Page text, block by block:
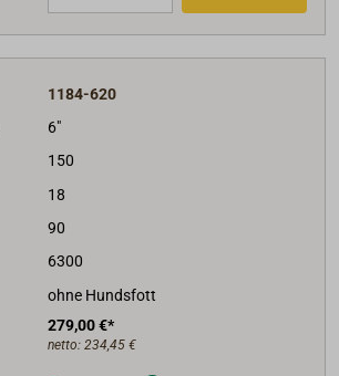
1184-620
6"
150
18
90
6300
ohne Hundsfott
279,00 €*
netto: 234,45 €